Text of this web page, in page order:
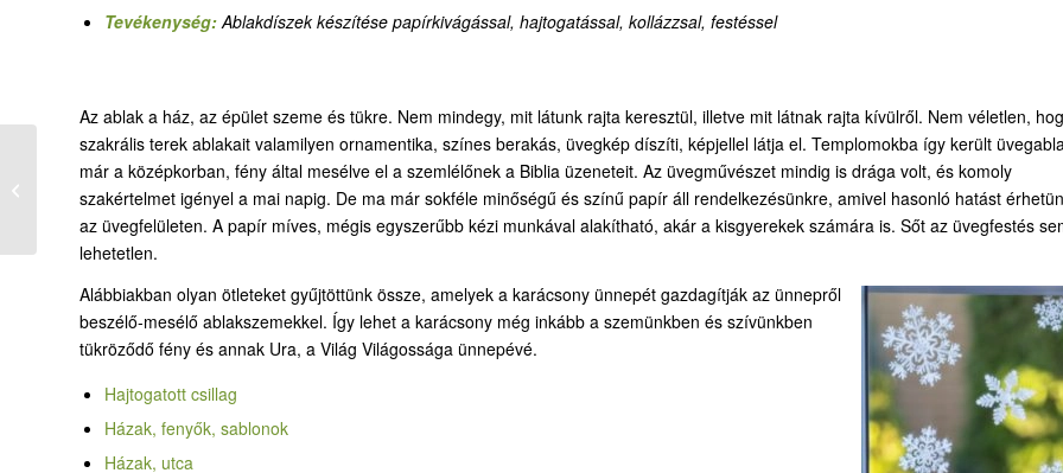
Tevékenység: Ablakdíszek készítése papírkivágással, hajtogatással, kollázzsal, festéssel
Az ablak a ház, az épület szeme és tükre. Nem mindegy, mit látunk rajta keresztül, illetve mit látnak rajta kívülről. Nem véletlen,
szakrális terek ablakait valamilyen ornamentika, színes berakás, üvegkép díszíti, képjellel látja el. Templomokba így került
már a középkorban, fény által mesélve el a szemlélőnek a Biblia üzeneteit. Az üvegművészet mindig is drága volt, és komoly
szakértelmet igényel a mai napig. De ma már sokféle minőségű és színű papír áll rendelkezésünkre, amivel hasonló hatást
az üvegfelületen. A papír míves, mégis egyszerűbb kézi munkával alakítható, akár a kisgyerekek számára is. Sőt az üvegfestés
lehetetlen.
Alábbiakban olyan ötleteket gyűjtöttünk össze, amelyek a karácsony ünnepét gazdagítják az ünnepről
beszélő-mesélő ablakszemekkel. Így lehet a karácsony még inkább a szemünkben és szívünkben
tükröződő fény és annak Ura, a Világ Világossága ünnepévé.
Hajtogatott csillag
Házak, fenyők, sablonok
Házak, utca
04-7. Jászolkuckó-
ajándékok